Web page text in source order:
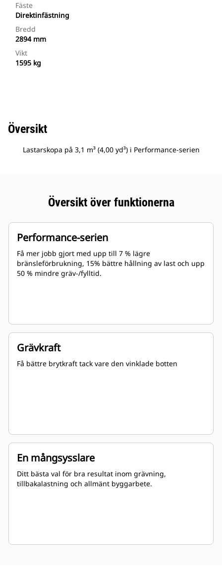
Fäste
Direktinfästning
Bredd
2894 mm
Vikt
1595 kg
Översikt
Lastarskopa på 3,1 m³ (4,00 yd³) i Performance-serien
Översikt över funktionerna
Performance-serien
Få mer jobb gjort med upp till 7 % lägre
bränsleförbrukning, 15% bättre hållning av last och upp
50 % mindre gräv-/fylltid.
Grävkraft
Få bättre brytkraft tack vare den vinklade botten
En mångsysslare
Ditt bästa val för bra resultat inom grävning,
tillbakalastning och allmänt byggarbete.